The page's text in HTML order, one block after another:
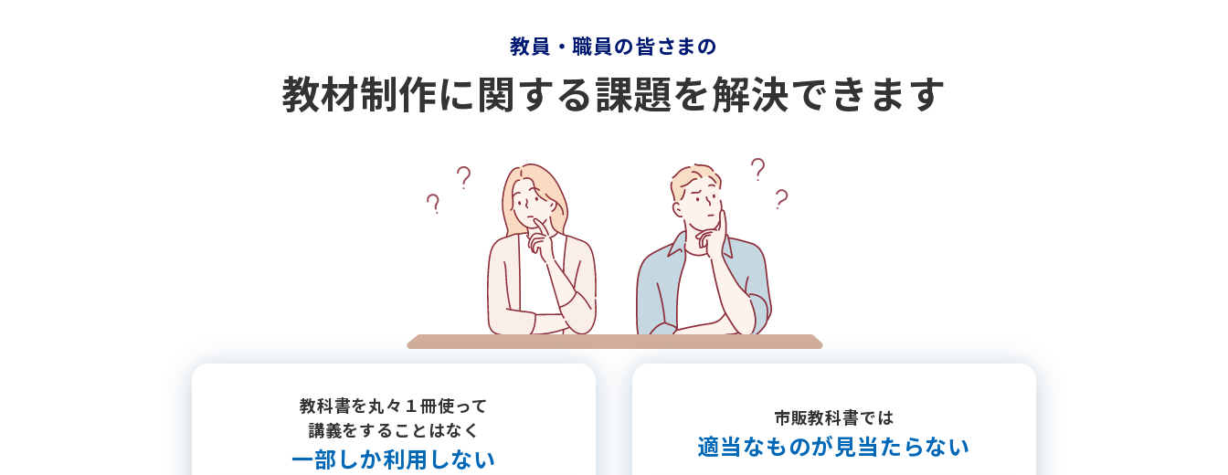
教員・職員の皆さまの
教材制作に関する課題を解決できます
教科書を丸々１冊使って
講義をすることはなく
一部しか利用しない
市販教科書では
適当なものが見当たらない